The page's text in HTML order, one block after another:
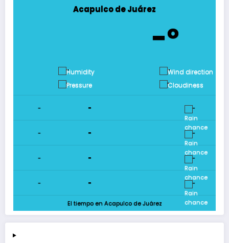
Acapulco de Juárez
-º
-
-
-
-
- - -
- - -
- - -
- - -
El tiempo en Acapulco de Juárez